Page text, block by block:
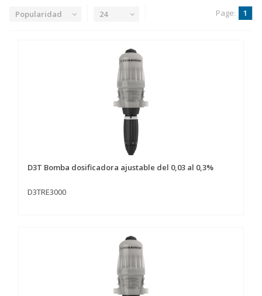
Popularidad 24 Page: 1
D3T Bomba dosificadora ajustable del 0,03 al 0,3%
D3TRE3000